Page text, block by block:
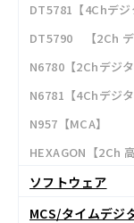
DT5781【4Chデジ
DT5790 【2Ch デ
N6780【2Chデジ
N6781【4Chデジタ
N957【MCA】
HEXAGON【2Ch
ソフトウェア
MCS/タイムデジ